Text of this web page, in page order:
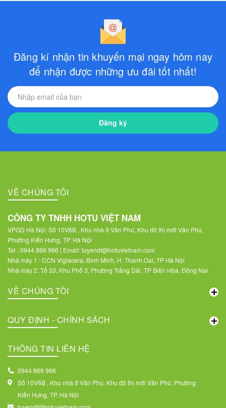
Đăng kí nhận tin khuyến mại ngay hôm nay
để nhận được những ưu đãi tốt nhất!
Đăng ký
VỀ CHÚNG TÔI
CÔNG TY TNHH HOTU VIỆT NAM
VPGD Hà Nội: Số 10V6B , Khu nhà ở Văn Phú, Khu đô thị mới Văn Phú,
Phường Kiến Hưng, TP. Hà Nội
Tel : 0944 866 966 | Email: tuyendt@hotuvietnam.com
Nhà máy 1 : CCN Viglacera, Bình Minh, H. Thanh Oai, TP Hà Nội
Nhà máy 2: Tổ 33, Khu Phố 3, Phường Trảng Dài, TP Biên Hòa, Đồng Nai
VỀ CHÚNG TÔI
QUY ĐỊNH - CHÍNH SÁCH
THÔNG TIN LIÊN HỆ
0944 866 966
Số 10V6B , Khu nhà ở Văn Phú, Khu đô thị mới Văn Phú, Phường
Kiến Hưng, TP. Hà Nội